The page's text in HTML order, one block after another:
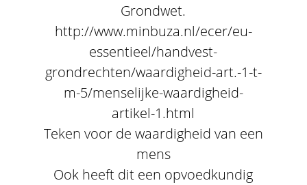
Grondwet.
http://www.minbuza.nl/ecer/eu-
essentieel/handvest-
grondrechten/waardigheid-art.-1-t-
m-5/menselijke-waardigheid-
artikel-1.html
Teken voor de waardigheid van een
mens
Ook heeft dit een opvoedkundig